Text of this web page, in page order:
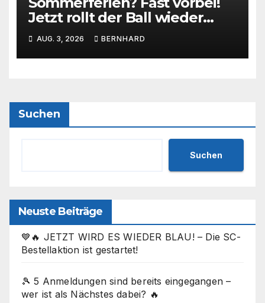
Jetzt rollt der Ball wieder
beim SC Barienrode!
AUG. 3, 2026 BERNHARD
Suchen
Suchen
Neuste Beiträge
💙🔥 JETZT WIRD ES WIEDER BLAU! – Die SC-
Bestellaktion ist gestartet!
🎾 5 Anmeldungen sind bereits eingegangen –
wer ist als Nächstes dabei? 🔥